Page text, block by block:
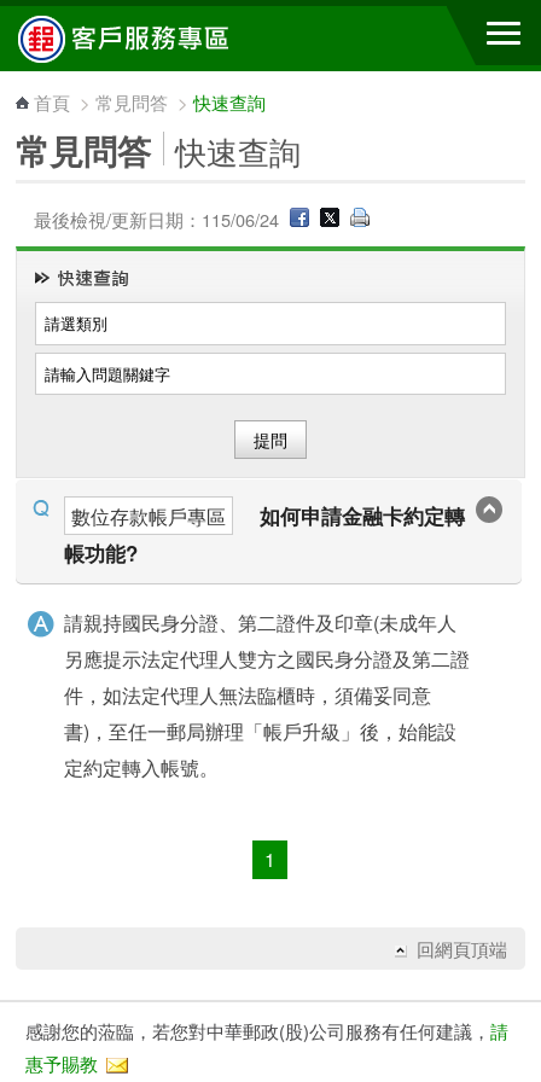
跳到主要內容區塊
首頁 >常見問答 >快速查詢
常見問答 快速查詢
最後檢視/更新日期：115/06/24
數位存款帳戶專區
如何申請金融卡約定轉
帳功能?
請親持國民身分證、第二證件及印章(未成年人
另應提示法定代理人雙方之國民身分證及第二證
件，如法定代理人無法臨櫃時，須備妥同意
書)，至任一郵局辦理「帳戶升級」後，始能設
定約定轉入帳號。
1
回網頁頂端
感謝您的蒞臨，若您對中華郵政(股)公司服務有任何建議， 請
惠予賜教